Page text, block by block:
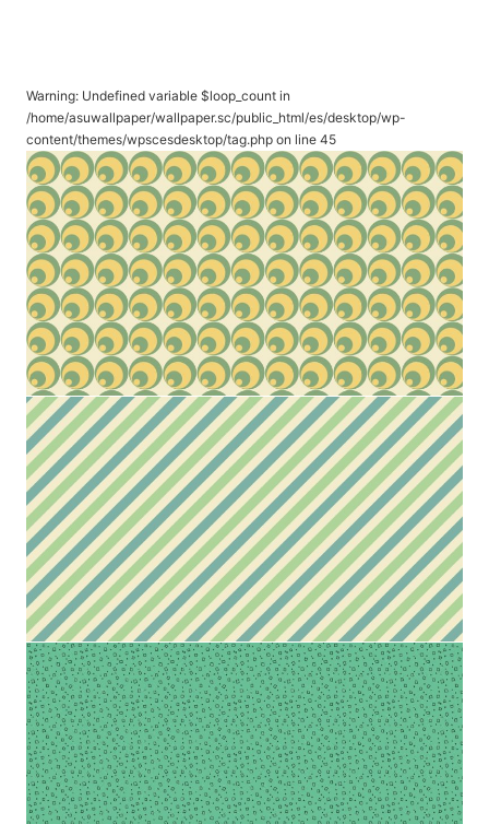
Warning: Undefined variable $loop_count in
/home/asuwallpaper/wallpaper.sc/public_html/es/desktop/wp-
content/themes/wpscesdesktop/tag.php on line 45